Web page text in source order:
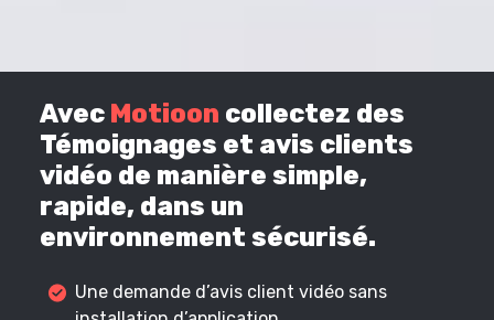
Avec Motioon collectez des
Témoignages et avis clients
vidéo de manière simple,
rapide, dans un
environnement sécurisé.
Une demande d’avis client vidéo sans